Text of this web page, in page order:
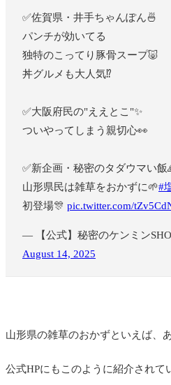
✅佐賀県・井手ちゃんぽん🍜
パンチが効いてる
独特のこってり豚骨スープ🐷
丼グルメも大人気⁉️
✅大阪府民の"ええとこ"✨
ついやってしまう親切心👀
✅新企画・秘密のタダウマい飯
山形県民は雑草をおかずに🌱#
初登場🎊 pic.twitter.com/
— 【公式】秘密のケンミン
August 14, 2025
山形県の雑草のおかずといえば、
公式HPにもこのように紹介されて